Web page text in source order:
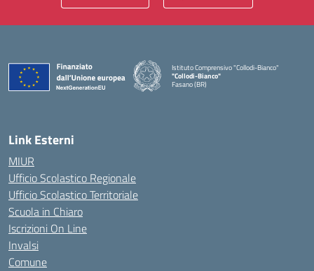
Istituto Comprensivo "Collodi-Bianco"
"Collodi-Bianco"
Fasano (BR)
Link Esterni
MIUR
Ufficio Scolastico Regionale
Ufficio Scolastico Territoriale
Scuola in Chiaro
Iscrizioni On Line
Invalsi
Comune